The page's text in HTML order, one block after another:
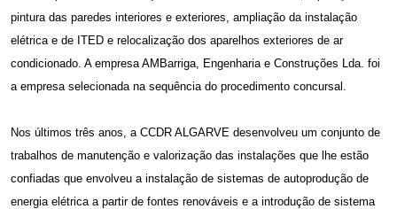
pintura das paredes interiores e exteriores, ampliação da instalação
elétrica e de ITED e relocalização dos aparelhos exteriores de ar
condicionado. A empresa AMBarriga, Engenharia e Construções Lda. foi
a empresa selecionada na sequência do procedimento concursal.
Nos últimos três anos, a CCDR ALGARVE desenvolveu um conjunto de
trabalhos de manutenção e valorização das instalações que lhe estão
confiadas que envolveu a instalação de sistemas de autoprodução de
energia elétrica a partir de fontes renováveis e a introdução de sistema